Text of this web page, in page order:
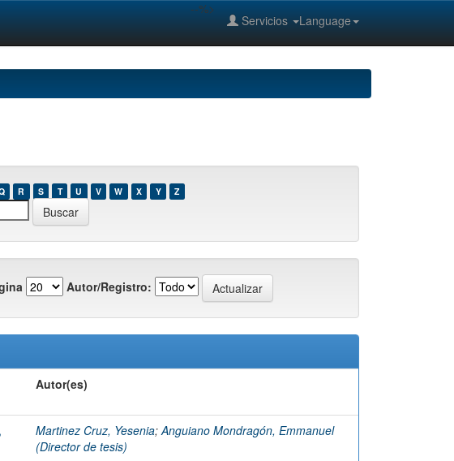
Language
Servicios
--%>
R S T U V W X Y Z
Autor/Registro:
Autor(es)
Martinez Cruz, Yesenia;Anguiano Mondragón, Emmanuel
(Director de tesis)